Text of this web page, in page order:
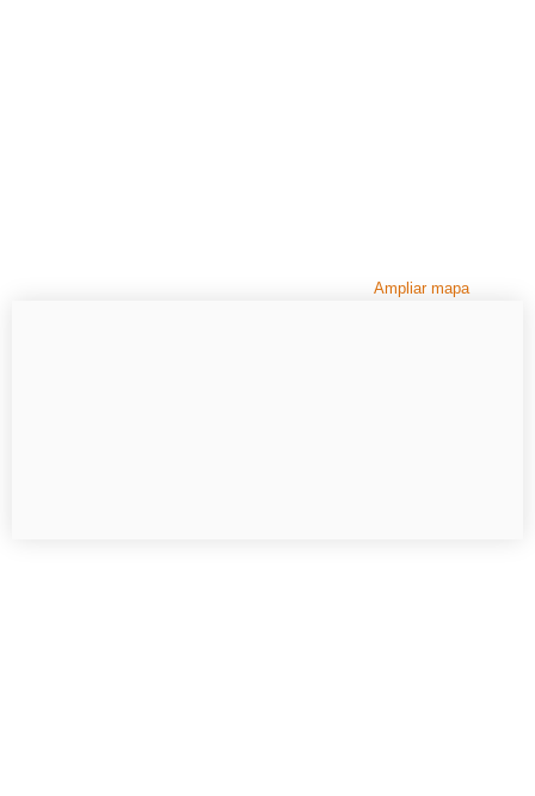
Ampliar mapa